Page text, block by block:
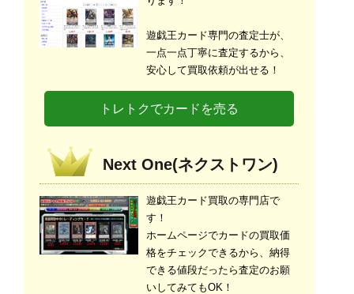
遊戯王カード専門の査定士が、
一点一点丁寧に査定するから、
安心して買取依頼が出せる！
トレトクでカードを売る
Next One(ネクストワン)
遊戯王カード買取の専門店で
す！
ホームページでカードの買取価
格をチェックできるから、納得
できる値段だったら査定のお願
いしてみてもOK！